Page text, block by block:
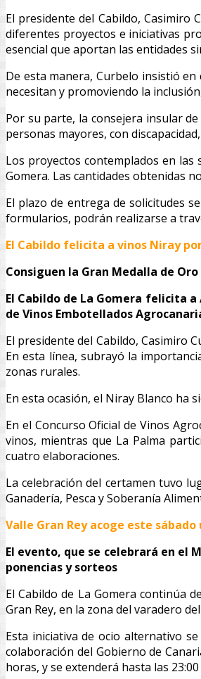
El presidente del Cabildo, Casimiro
diferentes proyectos e iniciativas
esencial que aportan las entidades
De esta manera, Curbelo insistió
necesitan y promoviendo la
Por su parte, la consejera insular
personas mayores, con
Los proyectos contemplados en las
Gomera. Las cantidades obtenidas
El plazo de entrega de solicitudes
formularios, podrán realizarse a
El Cabildo felicita a vinos Niray
Consiguen la Gran Medalla de
El Cabildo de La Gomera felicita
de Vinos Embotellados
El presidente del Cabildo, Casimiro
En esta línea, subrayó la
zonas rurales.
En esta ocasión, el Niray Blanco ha
En el Concurso Oficial de Vinos
vinos, mientras que La Palma
cuatro elaboraciones.
La celebración del certamen tuvo
Ganadería, Pesca y Soberanía
Valle Gran Rey acoge este
El evento, que se celebrará en el
ponencias y sorteos
El Cabildo de La Gomera continúa
Gran Rey, en la zona del varadero
Esta iniciativa de ocio alternativo
colaboración del Gobierno de
horas, y se extenderá hasta las